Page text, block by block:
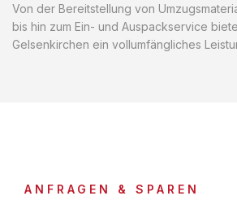
Von der Bereitstellung von
bis hin zum Ein- und Auspackservice
Gelsenkirchen ein vollumfängliches
ANFRAGEN & SPAREN